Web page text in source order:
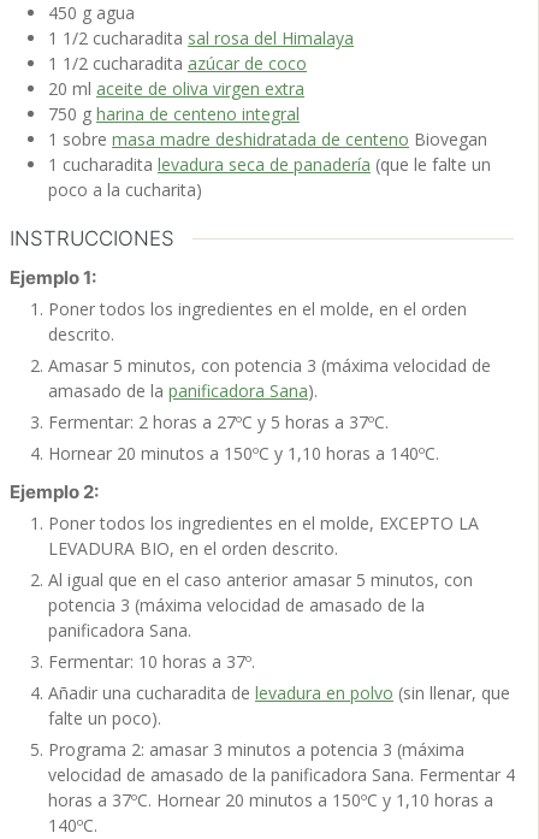
450 g agua
1 1/2 cucharadita sal rosa del Himalaya
1 1/2 cucharadita azúcar de coco
20 ml aceite de oliva virgen extra
750 g harina de centeno integral
1 sobre masa madre deshidratada de centeno Biovegan
1 cucharadita levadura seca de panadería (que le falte un
poco a la cucharita)
INSTRUCCIONES
Ejemplo 1:
Poner todos los ingredientes en el molde, en el orden
descrito.
Amasar 5 minutos, con potencia 3 (máxima velocidad de
amasado de la panificadora Sana).
Fermentar: 2 horas a 27ºC y 5 horas a 37ºC.
Hornear 20 minutos a 150ºC y 1,10 horas a 140ºC.
Ejemplo 2:
Poner todos los ingredientes en el molde, EXCEPTO LA
LEVADURA BIO, en el orden descrito.
Al igual que en el caso anterior amasar 5 minutos, con
potencia 3 (máxima velocidad de amasado de la
panificadora Sana.
Fermentar: 10 horas a 37º.
Añadir una cucharadita de levadura en polvo (sin llenar, que
falte un poco).
Programa 2: amasar 3 minutos a potencia 3 (máxima
velocidad de amasado de la panificadora Sana. Fermentar 4
horas a 37ºC. Hornear 20 minutos a 150ºC y 1,10 horas a
140ºC.